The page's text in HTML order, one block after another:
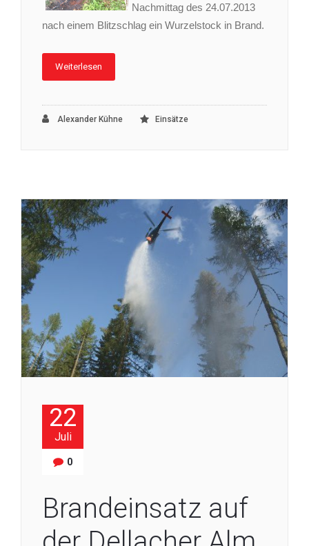
Nachmittag des 24.07.2013
nach einem Blitzschlag ein Wurzelstock in Brand.
Weiterlesen
Alexander Kühne Einsätze
22
Juli
0
Brandeinsatz auf